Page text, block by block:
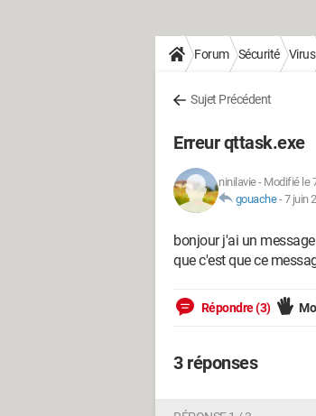
Forum Sécurité Virus
Sujet Précédent
Erreur qttask.exe
ninilavie- Modifié le
gouache-7 juin
bonjour j'ai un
que c'est que ce
Répondre (3)
3 réponses